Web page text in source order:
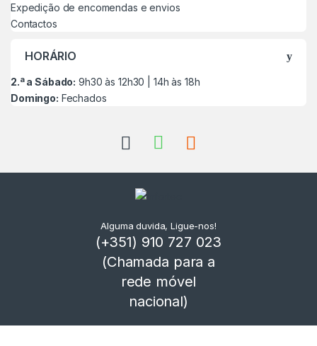
Expedição de encomendas e envios
Contactos
HORÁRIO
2.ª a Sábado: 9h30 às 12h30 | 14h às 18h
Domingo: Fechados
Alguma duvida, Ligue-nos!
(+351) 910 727 023
(Chamada para a
rede móvel
nacional)